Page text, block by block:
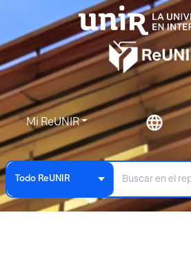
Mi ReUNIR
Todo ReUNIR